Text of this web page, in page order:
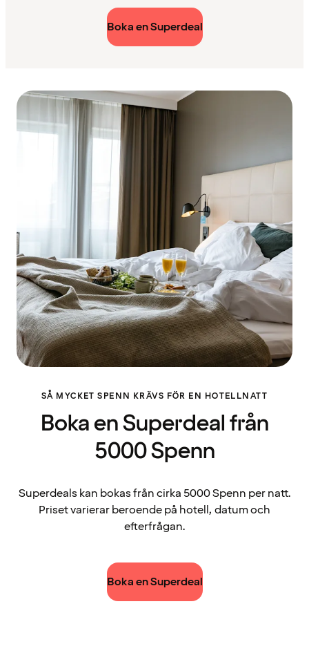
Boka en Superdeal
SÅ MYCKET SPENN KRÄVS FÖR EN HOTELLNATT
Boka en Superdeal från
5000 Spenn
Superdeals kan bokas från cirka 5000 Spenn per natt.
Priset varierar beroende på hotell, datum och
efterfrågan.
Boka en Superdeal